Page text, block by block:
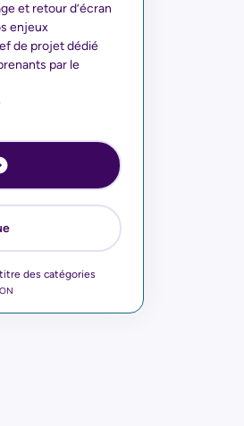
et retour d’écran
enjeux
de projet dédié
par le
des catégories